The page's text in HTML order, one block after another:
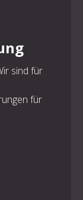
sind für
für